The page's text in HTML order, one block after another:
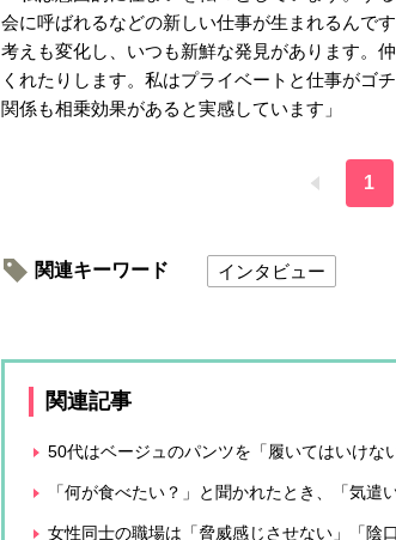
会に呼ばれるなどの新しい仕事が生まれるんで
考えも変化し、いつも新鮮な発見があります。
くれたりします。私はプライベートと仕事がゴ
関係も相乗効果があると実感しています」
1
関連キーワード インタビュー
関連記事
50代はベージュのパンツを「履いてはいけな
「何が食べたい？」と聞かれたとき、「気
女性同士の職場は「脅威感じさせない」「陰